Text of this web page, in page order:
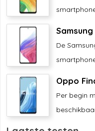
De
Oppo
Per begin